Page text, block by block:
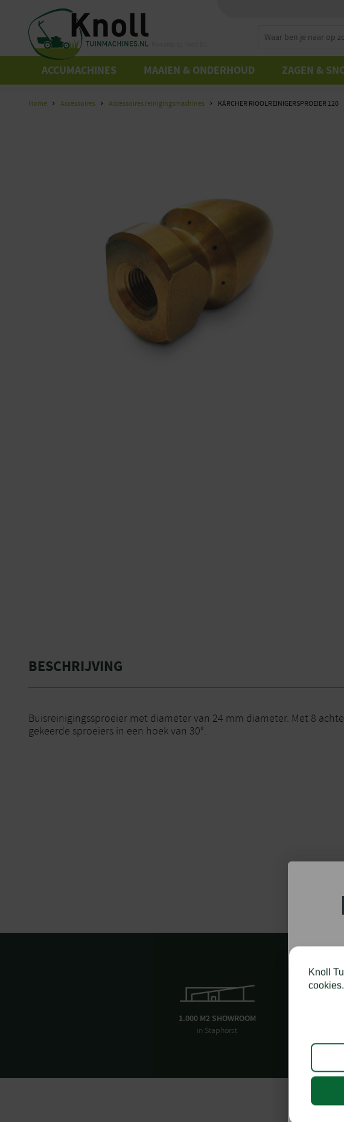
ACCUMACHINES MAAIEN & ONDERHOUD ZAGEN &
Home Accessoires Accessoires reinigingsmachines KÁRCHER RIOOLREINIGERSPROEIER 120
BESCHRIJVING
Buisreinigingssproeier met diameter van 24 mm diameter. Met 8
gekeerde sproeiers in een hoek van 30°.
1.000 M2 SHOWROOM
in Staphorst
Knoll
cookies.